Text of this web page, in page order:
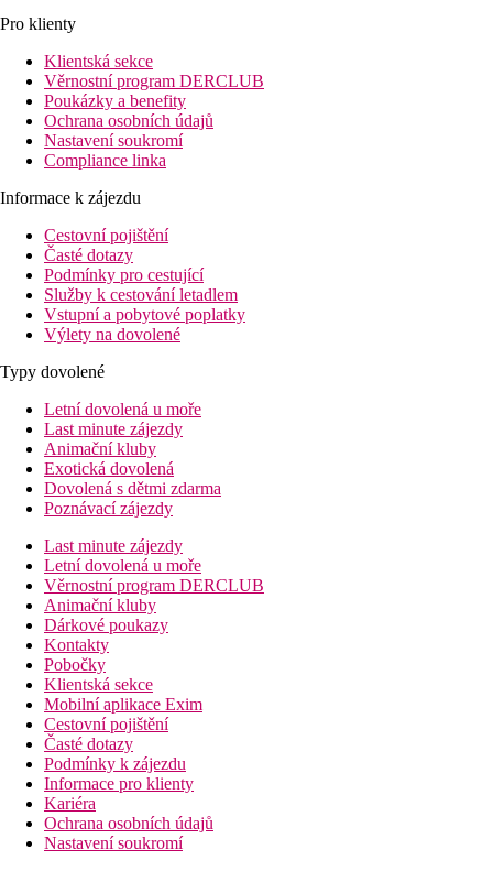
Pro klienty
Klientská sekce
Věrnostní program DERCLUB
Poukázky a benefity
Ochrana osobních údajů
Nastavení soukromí
Compliance linka
Informace k zájezdu
Cestovní pojištění
Časté dotazy
Podmínky pro cestující
Služby k cestování letadlem
Vstupní a pobytové poplatky
Výlety na dovolené
Typy dovolené
Letní dovolená u moře
Last minute zájezdy
Animační kluby
Exotická dovolená
Dovolená s dětmi zdarma
Poznávací zájezdy
Last minute zájezdy
Letní dovolená u moře
Věrnostní program DERCLUB
Animační kluby
Dárkové poukazy
Kontakty
Pobočky
Klientská sekce
Mobilní aplikace Exim
Cestovní pojištění
Časté dotazy
Podmínky k zájezdu
Informace pro klienty
Kariéra
Ochrana osobních údajů
Nastavení soukromí